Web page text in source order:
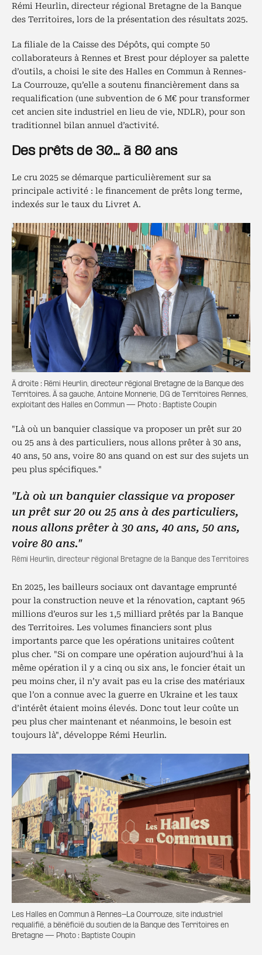
Rémi Heurlin, directeur régional Bretagne de la Banque
des Territoires, lors de la présentation des résultats 2025.
La filiale de la Caisse des Dépôts, qui compte 50
collaborateurs à Rennes et Brest pour déployer sa palette
d’outils, a choisi le site des Halles en Commun à Rennes-
La Courrouze, qu’elle a soutenu financièrement dans sa
requalification (une subvention de 6 M€ pour transformer
cet ancien site industriel en lieu de vie, NDLR), pour son
traditionnel bilan annuel d’activité.
Des prêts de 30… à 80 ans
Le cru 2025 se démarque particulièrement sur sa
principale activité : le financement de prêts long terme,
indexés sur le taux du Livret A.
À droite : Rémi Heurlin, directeur régional Bretagne de la Banque des
Territoires. À sa gauche, Antoine Monnerie, DG de Territoires Rennes,
exploitant des Halles en Commun — Photo : Baptiste Coupin
"Là où un banquier classique va proposer un prêt sur 20
ou 25 ans à des particuliers, nous allons prêter à 30 ans,
40 ans, 50 ans, voire 80 ans quand on est sur des sujets un
peu plus spécifiques."
"Là où un banquier classique va proposer
un prêt sur 20 ou 25 ans à des particuliers,
nous allons prêter à 30 ans, 40 ans, 50 ans,
voire 80 ans."
Rémi Heurlin, directeur régional Bretagne de la Banque des Territoires
En 2025, les bailleurs sociaux ont davantage emprunté
pour la construction neuve et la rénovation, captant 965
millions d’euros sur les 1,5 milliard prêtés par la Banque
des Territoires. Les volumes financiers sont plus
importants parce que les opérations unitaires coûtent
plus cher. "Si on compare une opération aujourd’hui à la
même opération il y a cinq ou six ans, le foncier était un
peu moins cher, il n’y avait pas eu la crise des matériaux
que l’on a connue avec la guerre en Ukraine et les taux
d’intérêt étaient moins élevés. Donc tout leur coûte un
peu plus cher maintenant et néanmoins, le besoin est
toujours là", développe Rémi Heurlin.
Les Halles en Commun à Rennes-La Courrouze, site industriel
requalifié, a bénéficié du soutien de la Banque des Territoires en
Bretagne — Photo : Baptiste Coupin